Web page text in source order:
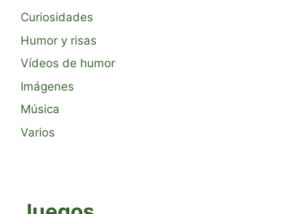
Curiosidades
Humor y risas
Vídeos de humor
Imágenes
Música
Varios